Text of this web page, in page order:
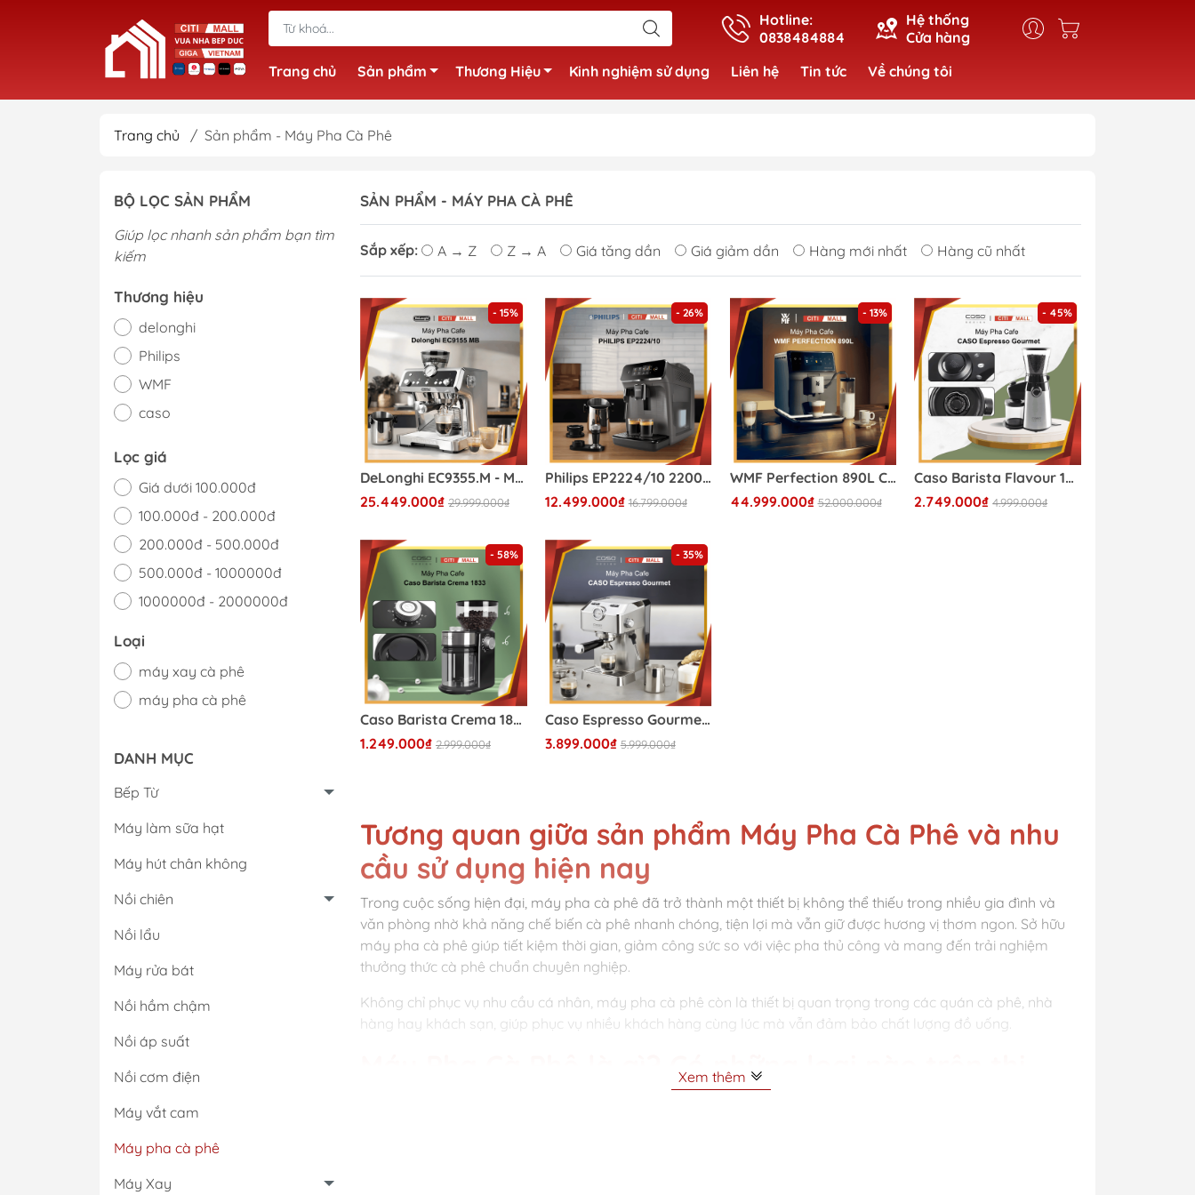
Hotline:
0838484884
Hệ thống
Cửa hàng
Trang chủ
Sản phẩm Thương Hiệu Kinh nghiệm sử dụng Liên hệ Tin tức Về chúng tôi
Trang chủ / Sản phẩm - Máy Pha Cà Phê
SẢN PHẨM - MÁY PHA CÀ PHÊ
Sắp xếp: A → Z Z → A Giá tăng dần Giá giảm dần Hàng mới nhất Hàng cũ nhất
- 15%
DeLonghi EC9355.M - Máy Pha Cà Phê DeLonghi 2026
25.449.000₫ 29.999.000₫
- 26%
Philips EP2224/10 2200 - Máy Pha Cà Phê Philips 2026
12.499.000₫ 16.799.000₫
- 13%
WMF Perfection 890L CP855815 - Máy Pha Cà Phê WMF 2026
44.999.000₫ 52.000.000₫
- 45%
Caso Barista Flavour 1832 - Máy Xay Cà Phê Caso 2026
2.749.000₫ 4.999.000₫
- 58%
Caso Barista Crema 1833 - Máy Xay Cà Phê Caso 2026
1.249.000₫ 2.999.000₫
- 35%
Caso Espresso Gourmet - Máy Pha Cà Phê Caso 2026
3.899.000₫ 5.999.000₫
Tương quan giữa sản phẩm Máy Pha Cà Phê và nhu
cầu sử dụng hiện nay
Trong cuộc sống hiện đại, máy pha cà phê đã trở thành một thiết bị không thể thiếu trong nhiều gia đình và
văn phòng nhờ khả năng chế biến cà phê nhanh chóng, tiện lợi mà vẫn giữ được hương vị thơm ngon. Sở hữu
máy pha cà phê giúp tiết kiệm thời gian, giảm công sức so với việc pha thủ công và mang đến trải nghiệm
thưởng thức cà phê chuẩn chuyên nghiệp.
Không chỉ phục vụ nhu cầu cá nhân, máy pha cà phê còn là thiết bị quan trọng trong các quán cà phê, nhà
hàng hay khách sạn, giúp phục vụ nhiều khách hàng cùng lúc mà vẫn đảm bảo chất lượng đồ uống.
Máy Pha Cà Phê là gì? Có những loại nào trên thị
Xem thêm
BỘ LỌC SẢN PHẨM
Giúp lọc nhanh sản phẩm bạn tìm
kiếm
Thương hiệu
delonghi
Philips
WMF
caso
Lọc giá
Giá dưới 100.000đ
100.000đ - 200.000đ
200.000đ - 500.000đ
500.000đ - 1000000đ
1000000đ - 2000000đ
Loại
máy xay cà phê
máy pha cà phê
DANH MỤC
Bếp Từ
Máy làm sữa hạt
Máy hút chân không
Nồi chiên
Nồi lẩu
Máy rửa bát
Nồi hầm chậm
Nồi áp suất
Nồi cơm điện
Máy vắt cam
Máy pha cà phê
Máy Xay